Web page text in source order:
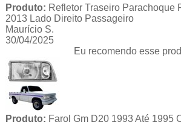
Produto: Refletor Traseiro Parachoque
2013 Lado Direito Passageiro
Maurício S.
30/04/2025
Eu recomendo esse
Produto: Farol Gm D20 1993 Até 1995